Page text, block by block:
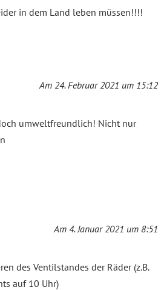
in dem Land leben müssen!!!!
Am 24. Februar 2021 um 15:12
umweltfreundlich! Nicht nur
Am 4. Januar 2021 um 8:51
des Ventilstandes der Räder (z.B.
auf 10 Uhr)